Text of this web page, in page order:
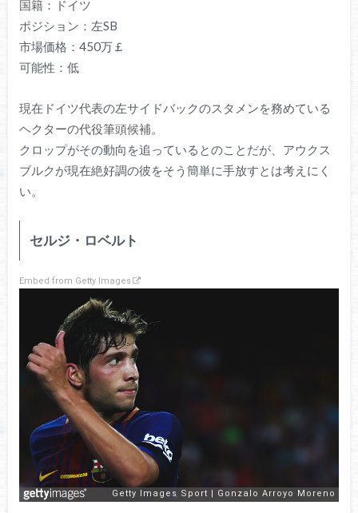
国籍：ドイツ
ポジション：左SB
市場価格：450万￡
可能性：低
現在ドイツ代表の左サイドバックのスタメンを務めている
ヘクターの代役筆頭候補。
クロップがその動向を追っているとのことだが、アウクス
ブルクが現在絶好調の彼をそう簡単に手放すとは考えにく
い。
セルジ・ロベルト
Embed from Getty Images